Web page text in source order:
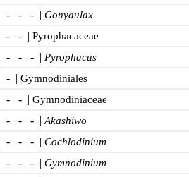
- - - | Gonyaulax
- - | Pyrophacaceae
- - - | Pyrophacus
- | Gymnodiniales
- - | Gymnodiniaceae
- - - | Akashiwo
- - - | Cochlodinium
- - - | Gymnodinium